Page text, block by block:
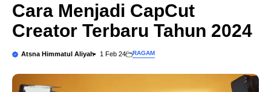
Cara Menjadi CapCut
Creator Terbaru Tahun 2024
Atsna Himmatul Aliyah 1 Feb 24 RAGAM